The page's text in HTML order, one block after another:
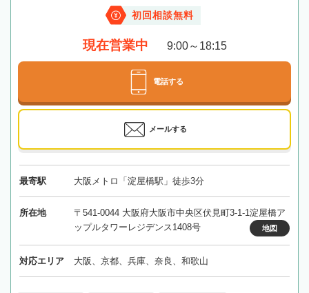
初回相談無料
現在営業中 9:00～18:15
電話する
メールする
最寄駅 大阪メトロ「淀屋橋駅」徒歩3分
所在地
〒541-0044 大阪府大阪市中央区伏見町3-1-1淀屋橋ア
ップルタワーレジデンス1408号
地図
対応エリア 大阪、京都、兵庫、奈良、和歌山